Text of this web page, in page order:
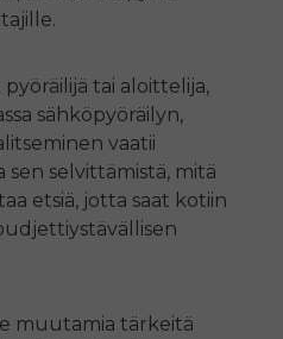
tai aloittelija,
sähköpyöräilyn,
vaatii
selvittämistä, mitä
etsiä, jotta saat kotiin
muutamia tärkeitä